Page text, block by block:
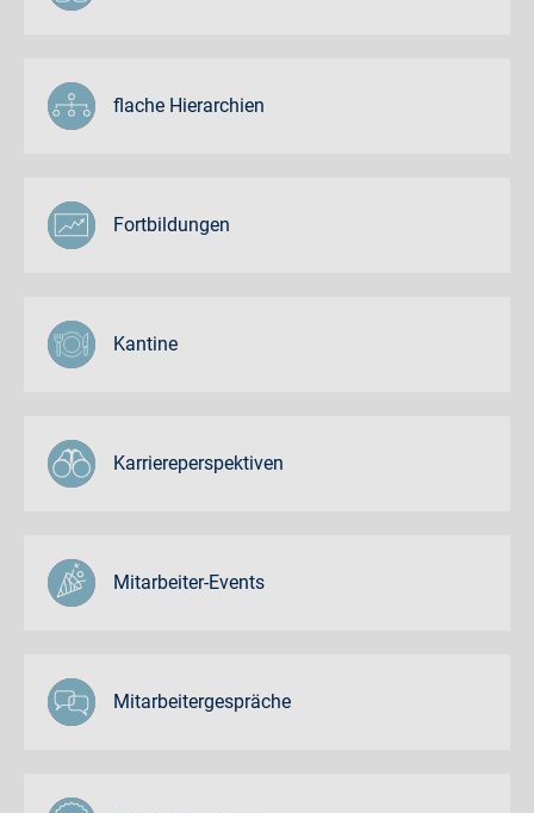
flache Hierarchien
Fortbildungen
Kantine
Karriereperspektiven
Mitarbeiter-Events
Mitarbeitergespräche